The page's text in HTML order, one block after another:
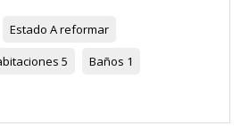
Estado A reformar
5 Baños 1